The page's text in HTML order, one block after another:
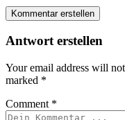
Kommentar erstellen
Antwort erstellen
Your email address will
marked *
Comment *